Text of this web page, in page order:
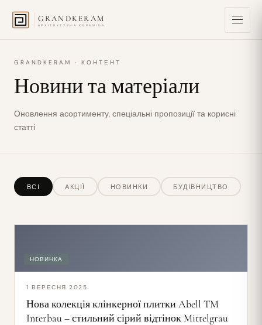
GRANDKERAM
АРХІТЕКТУРНА КЕРАМІКА
GRANDKERAM · КОНТЕНТ
Новини та матеріали
Оновлення асортименту, спеціальні пропозиції та корисні
статті
ВСІ АКЦІЇ НОВИНКИ БУДІВНИЦТВО
НОВИНКА
1 ВЕРЕСНЯ 2025
Нова колекція клінкерної плитки Abell TM
Interbau – стильний сірий відтінок Mittelgrau